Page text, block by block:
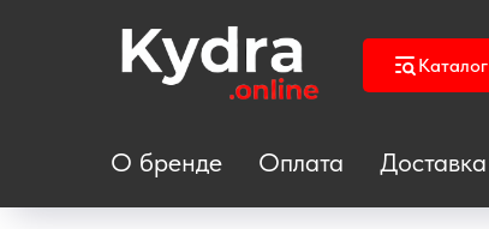
Каталог
О бренде Оплата Доставка